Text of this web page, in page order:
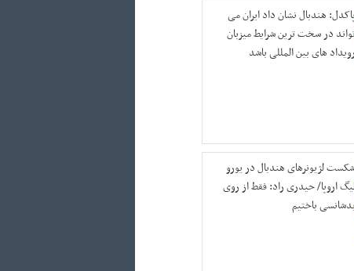
پاکدل: هندبال نشان داد ایران می
در سخت ترین شرایط میزبان
رویداد های بین المللی باشد
لژیونرهای هندبال در یورو
اروپا/ حیدری راد: فقط از روی
بدشانسی باختیم